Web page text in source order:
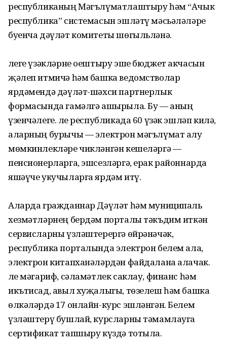
республиканың Мәгълүматлаштыру һәм “Ачык
республика” системасын эшләтү мәсьәләләре
буенча дәүләт комитеты шөгыльләнә.
Әлеге үзәкләрне оештыру эше бюджет акчасын
җәлеп итмичә һәм башка ведомстволар
ярдәмендә дәүләт-шәхси партнерлык
формасында гамәлгә ашырыла. Бу — аның
үзенчәлеге. Әле республикада 60 үзәк эшләп килә,
аларның бурычы — электрон мәгълүмат алу
мөмкинлекләре чикләнгән кешеләргә —
пенсионерларга, эшсезләргә, ерак районнарда
яшәүче укучыларга ярдәм итү.
Аларда гражданнар Дәүләт һәм муниципаль
хезмәтләрнең бердәм порталы тәкъдим иткән
сервисларны үзләштерергә өйрәнәчәк,
республика порталында электрон белем ала,
электрон китапханәләрдән файдалана алачак.
Әле мәгариф, сәламәтлек саклау, финанс һәм
икътисад, авыл хуҗалыгы, төзелеш һәм башка
өлкәләрдә 17 онлайн-курс эшләнгән. Белем
үзләштерү бушлай, курсларны тәмамлауга
сертификат тапшыру күздә тотыла.